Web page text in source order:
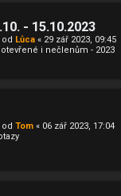
- 15.10.2023
Lůca « 29 zář 2023, 09:45
i nečlenům - 2023
Tom « 06 zář 2023, 17:04